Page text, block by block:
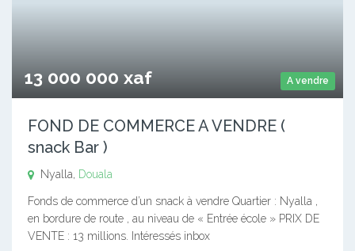
A vendre
13 000 000 xaf
FOND DE COMMERCE A VENDRE (
snack Bar )
Nyalla, Douala
Fonds de commerce d’un snack à vendre Quartier : Nyalla ,
en bordure de route , au niveau de « Entrée école » PRIX DE
VENTE : 13 millions. Intéressés inbox